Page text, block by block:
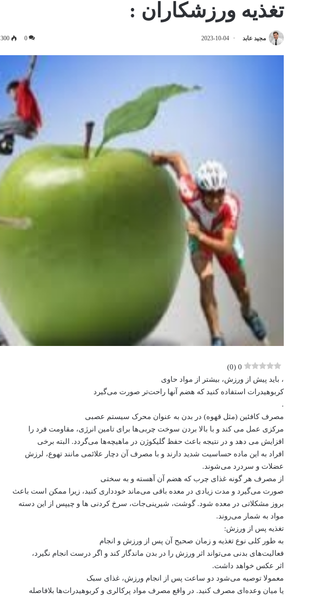
تغذیه ورزشکاران :
مجید عابد 2023-10-04
0
300
0
(
0
)
، باید پیش از ورزش، بیشتر از مواد حاوی
کربوهیدرات استفاده کنید که هضم آنها راحت‌تر صورت می‌گیرد
.
مصرف کافئین (مثل قهوه) در بدن به عنوان محرک سیستم عصبی
مرکزی عمل می کند و با بالا بردن سوخت چربی‌ها برای تامین انرژی، مقاومت فرد را
افزایش می دهد و در نتیجه باعث حفظ گلیکوژن در ماهیچه‌ها می‌گردد. البته برخی
افراد به این ماده حساسیت شدید دارند و با مصرف آن دچار علائمی مانند تهوع، لرزش
عضلات و سردرد می‌‌شوند.
از مصرف هر گونه غذای چرب که هضم آن آهسته و به سختی
صورت می‌گیرد و مدت زیادی در معده باقی می‌ماند خودداری کنید، زیرا ممکن است باعث
بروز مشکلاتی در معده شود. گوشت، شیرینی‌جات، سرخ کردنی ها و چیپس از این دسته
مواد به شمار می‌روند.
تغذیه پس از ورزش:
به طور کلی نوع تغذیه و زمان صحیح آن پس از ورزش و انجام
فعالیت‌های بدنی می‌تواند اثر ورزش را در بدن ماندگار کند و اگر درست انجام نگیرد،
اثر عکس خواهد داشت.
معمولا توصیه می‌شود دو ساعت پس از انجام ورزش، غذای سبک
یا میان ‌وعده‌ای مصرف کنید. در واقع مصرف مواد پرکالری و کربوهیدرات‌ها بلافاصله